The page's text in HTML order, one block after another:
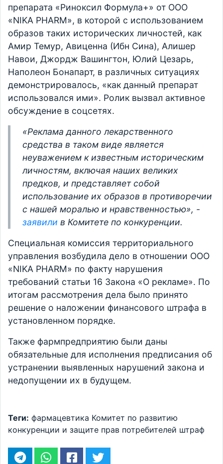
препарата «Риноксил Формула+» от ООО
«NIKA PHARM», в которой с использованием
образов таких исторических личностей, как
Амир Темур, Авиценна (Ибн Сина), Алишер
Навои, Джордж Вашингтон, Юлий Цезарь,
Наполеон Бонапарт, в различных ситуациях
демонстрировалось, «как данный препарат
использовался ими». Ролик вызвал активное
обсуждение в соцсетях.
«Реклама данного лекарственного
средства в таком виде является
неуважением к известным историческим
личностям, включая наших великих
предков, и представляет собой
использование их образов в противоречии
с нашей моралью и нравственностью», -
заявили в Комитете по конкуренции.
Специальная комиссия территориального
управления возбудила дело в отношении ООО
«NIKA PHARM» по факту нарушения
требований статьи 16 Закона «О рекламе». По
итогам рассмотрения дела было принято
решение о наложении финансового штрафа в
установленном порядке.
Также фармпредприятию были даны
обязательные для исполнения предписания об
устранении выявленных нарушений закона и
недопущении их в будущем.
Теги: фармацевтика Комитет по развитию
конкуренции и защите прав потребителей штраф